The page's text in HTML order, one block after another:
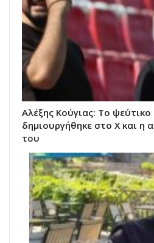
Αλέξης Κούγιας: Το
δημιουργήθηκε στο X και η
του